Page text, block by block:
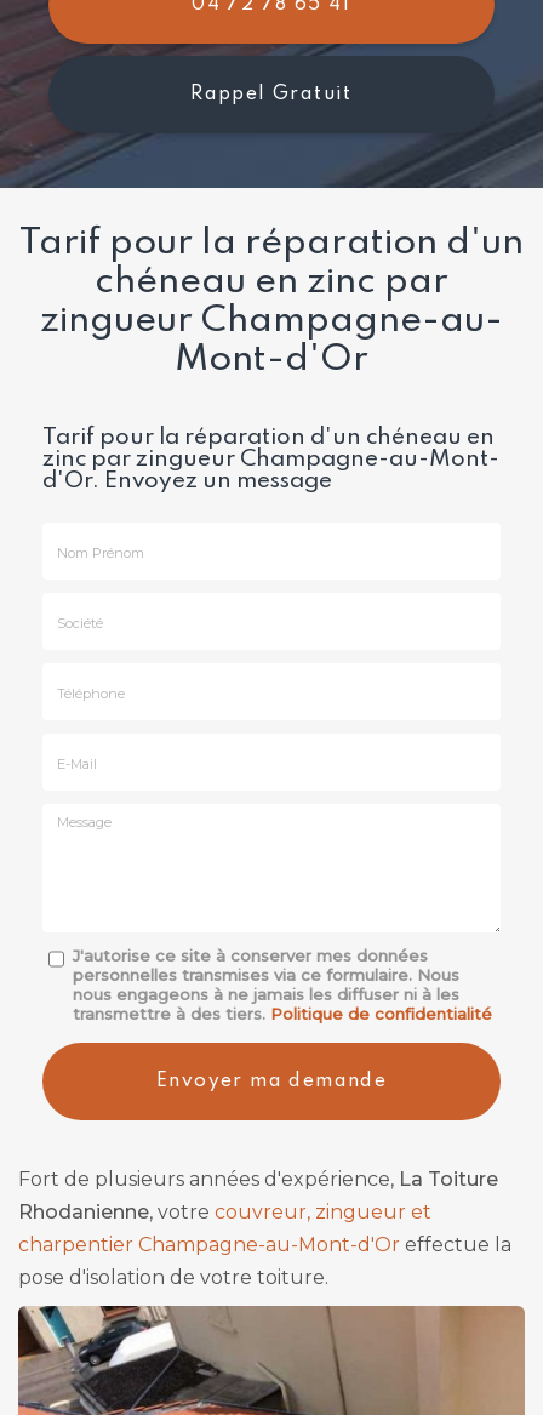
04 72 78 65 41
Rappel Gratuit
Tarif pour la réparation d'un
chéneau en zinc par
zingueur Champagne-au-
Mont-d'Or
Tarif pour la réparation d'un chéneau en
zinc par zingueur Champagne-au-Mont-
d'Or. Envoyez un message
Message
J'autorise ce site à conserver mes données
personnelles transmises via ce formulaire. Nous
nous engageons à ne jamais les diffuser ni à les
transmettre à des tiers. Politique de confidentialité
Acceptation
RGPD
Envoyer ma demande
Fort de plusieurs années d'expérience, La Toiture
Rhodanienne, votre couvreur, zingueur et
charpentier Champagne-au-Mont-d'Or effectue la
pose d'isolation de votre toiture.